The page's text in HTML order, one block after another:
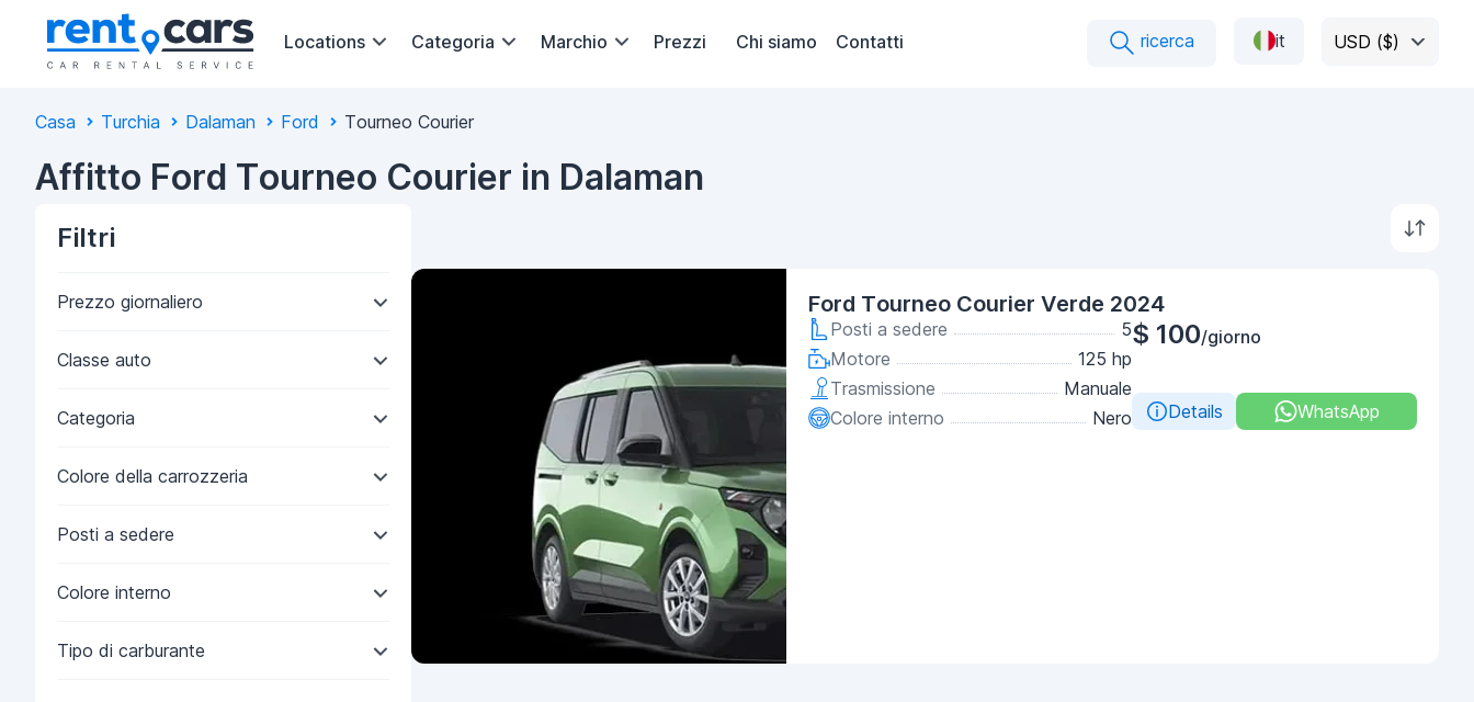
Locations Categoria Marchio Prezzi Chi siamo Contatti ricerca it USD ($)
Casa Turchia Dalaman Ford Tourneo Courier
Affitto Ford Tourneo Courier in Dalaman
Filtri
Prezzo giornaliero
Classe auto
Categoria
Colore della carrozzeria
Posti a sedere
Colore interno
Tipo di carburante
Ford Tourneo Courier Verde 2024
Posti a sedere
5
Motore
125 hp
Trasmissione
Manuale
Colore interno
Nero
$ 100/giorno
Details WhatsApp